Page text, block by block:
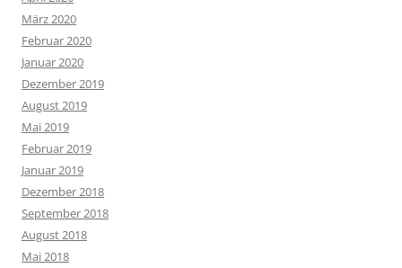
März 2020
Februar 2020
Januar 2020
Dezember 2019
August 2019
Mai 2019
Februar 2019
Januar 2019
Dezember 2018
September 2018
August 2018
Mai 2018